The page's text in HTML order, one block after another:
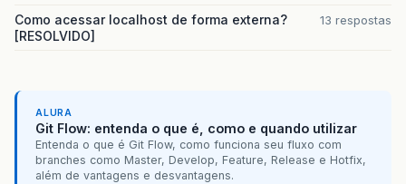
Como acessar localhost de forma externa?
[RESOLVIDO]
13 respostas
ALURA
Git Flow: entenda o que é, como e quando utilizar
Entenda o que é Git Flow, como funciona seu fluxo com
branches como Master, Develop, Feature, Release e Hotfix,
além de vantagens e desvantagens.